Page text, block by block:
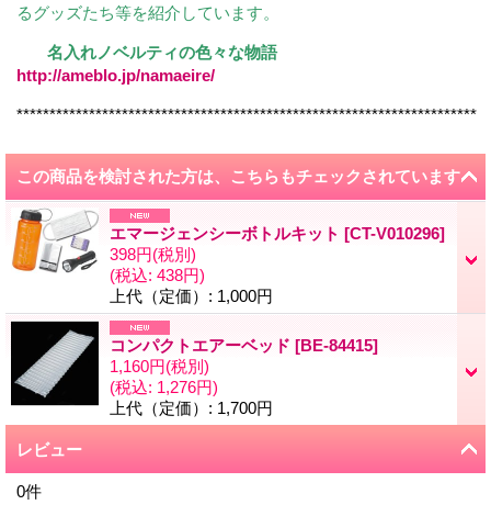
るグッズたち等を紹介しています。
名入れノベルティの色々な物語
http://ameblo.jp/namaeire/
**********************************************************************
この商品を検討された方は、こちらもチェックされています
エマージェンシーボトルキット [CT-V010296]
398円(税別)
(税込: 438円)
上代（定価） : 1,000円
コンパクトエアーベッド [BE-84415]
1,160円(税別)
(税込: 1,276円)
上代（定価） : 1,700円
レビュー
0件